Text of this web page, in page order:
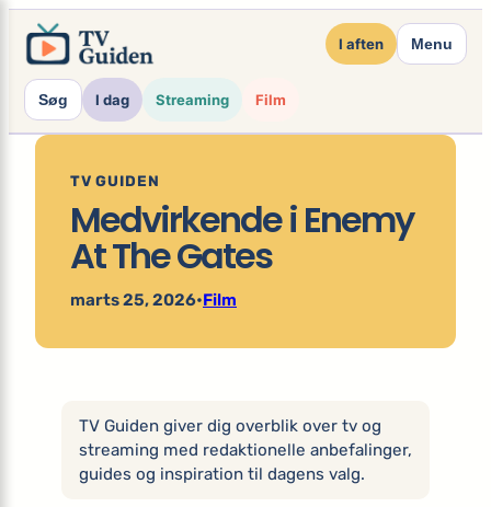
Spring
indhold
I aften Menu
Søg I dag Streaming Film
TV GUIDEN
Medvirkende i Enemy
At The Gates
marts 25, 2026•Film
TV Guiden giver dig overblik over tv og
streaming med redaktionelle anbefalinger,
guides og inspiration til dagens valg.